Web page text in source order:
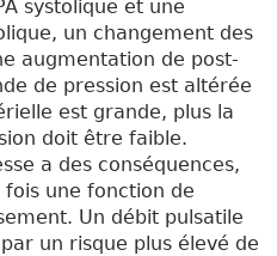
systolique et une
un changement des
augmentation de post-
de pression est altérée
est grande, plus la
doit être faible.
a des conséquences,
une fonction de
Un débit pulsatile
un risque plus élevé de